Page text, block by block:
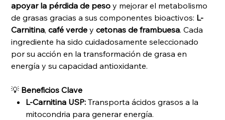
apoyar la pérdida de peso y mejorar el metabolismo
de grasas gracias a sus componentes bioactivos: L-
Carnitina,café verde ycetonas de frambuesa. Cada
ingrediente ha sido cuidadosamente seleccionado
por su acción en la transformación de grasa en
energía y su capacidad antioxidante.
💡 Beneficios Clave
L-Carnitina USP: Transporta ácidos grasos a la
mitocondria para generar energía.